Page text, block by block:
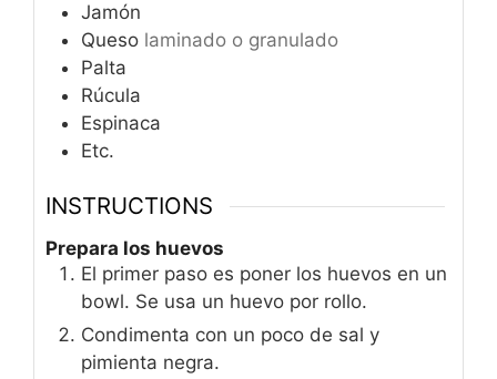
Jamón
Queso laminado o granulado
Palta
Rúcula
Espinaca
Etc.
INSTRUCTIONS
Prepara los huevos
El primer paso es poner los huevos en un
bowl. Se usa un huevo por rollo.
Condimenta con un poco de sal y
pimienta negra.